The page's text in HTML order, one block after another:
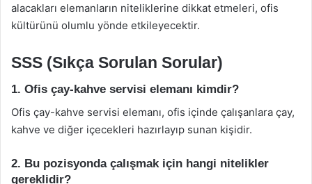
alacakları elemanların niteliklerine dikkat etmeleri, ofis
kültürünü olumlu yönde etkileyecektir.
SSS (Sıkça Sorulan Sorular)
1. Ofis çay-kahve servisi elemanı kimdir?
Ofis çay-kahve servisi elemanı, ofis içinde çalışanlara çay,
kahve ve diğer içecekleri hazırlayıp sunan kişidir.
2. Bu pozisyonda çalışmak için hangi nitelikler
gereklidir?